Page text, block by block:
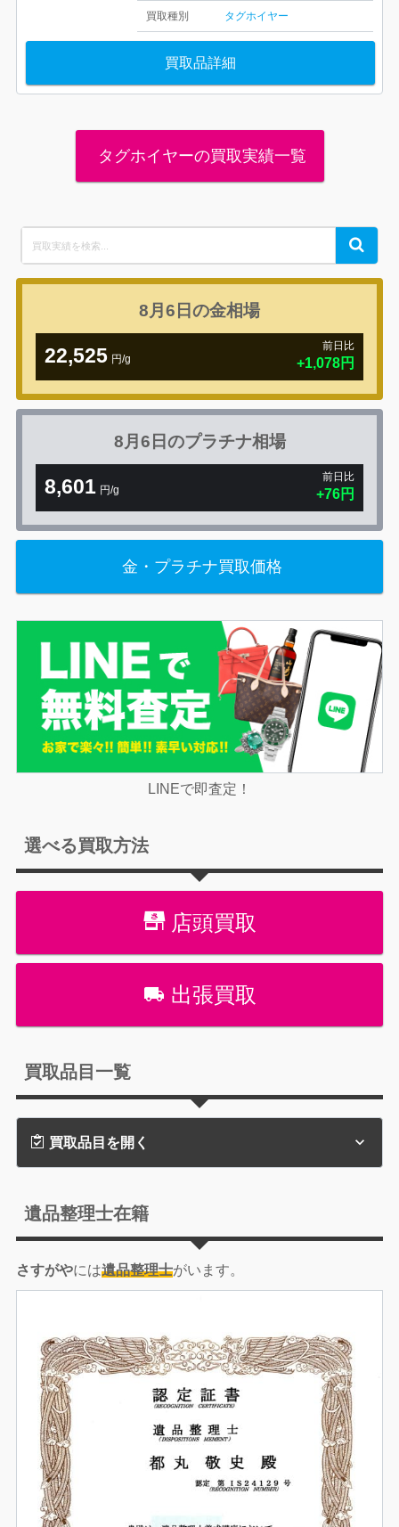
買取種別 タグホイヤー
買取品詳細
タグホイヤーの買取実績一覧
for:
Search
8月6日の金相場
22,525 円/g
前日比
+1,078円
8月6日のプラチナ相場
8,601 円/g
前日比
+76円
金・プラチナ買取価格
LINEで即査定！
選べる買取方法
店頭買取
出張買取
買取品目一覧
買取品目を開く
遺品整理士在籍
さすがやには遺品整理士がいます。